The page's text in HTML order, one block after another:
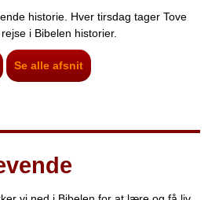
historie. Hver tirsdag tager Tove
i Bibelen historier.
Se alle afsnit